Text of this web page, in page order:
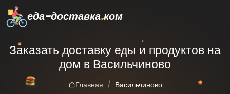
еда-доставка.ком
Заказать доставку еды и продуктов на
дом в Васильчиново
Главная Васильчиново